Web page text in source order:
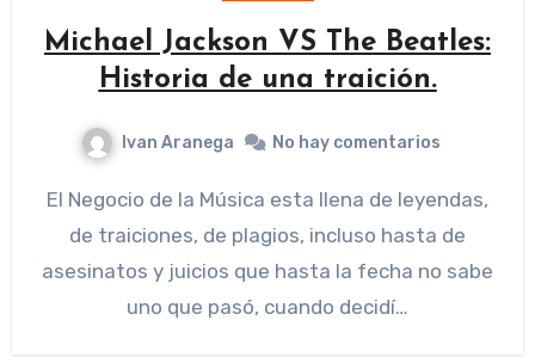
Michael Jackson VS The Beatles:
Historia de una traición.
Ivan Aranega No hay comentarios
El Negocio de la Música esta llena de leyendas,
de traiciones, de plagios, incluso hasta de
asesinatos y juicios que hasta la fecha no sabe
uno que pasó, cuando decidí…